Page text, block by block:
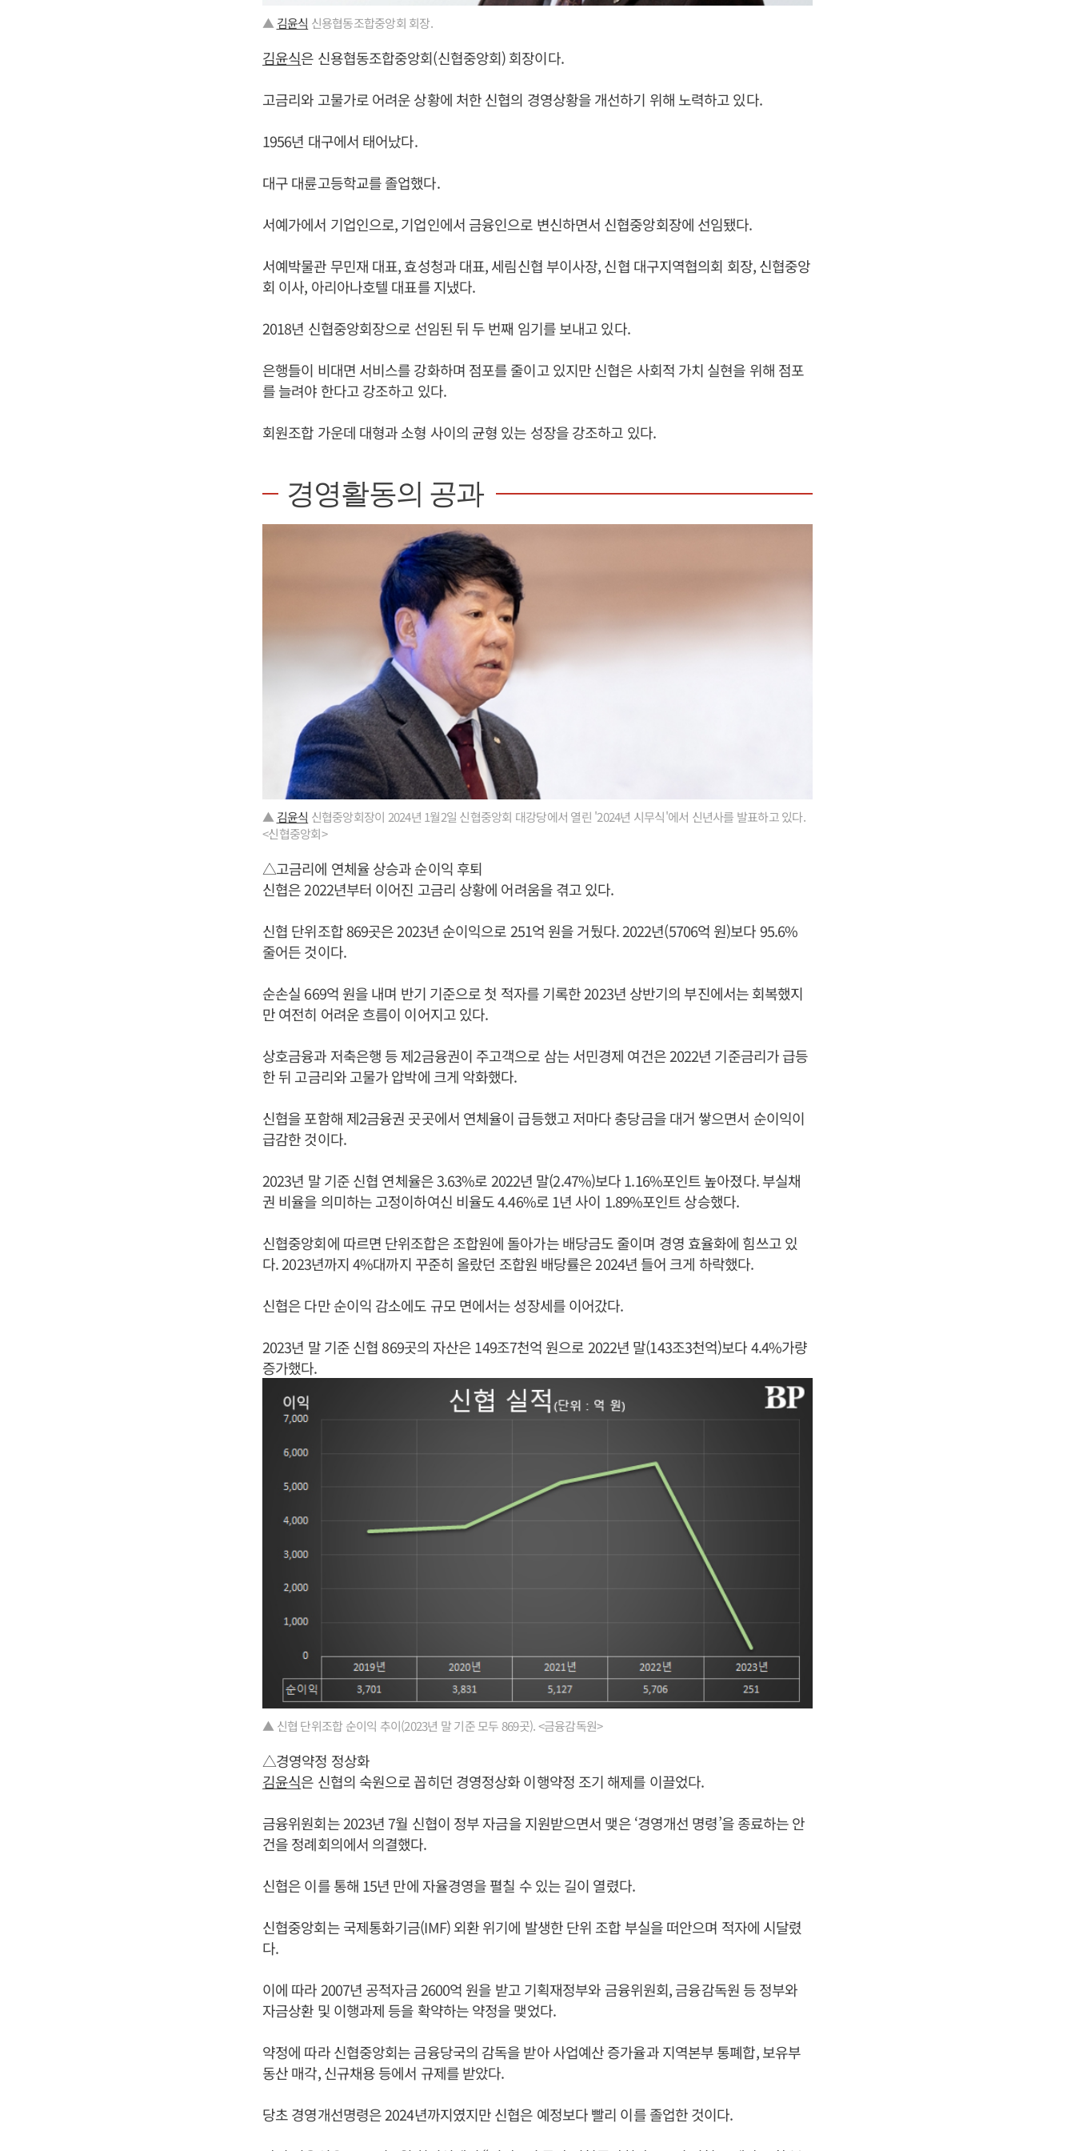
▲ 김윤식 신용협동조합중앙회 회장.
김윤식은 신용협동조합중앙회(신협중앙회) 회장이다.
고금리와 고물가로 어려운 상황에 처한 신협의 경영상황을 개선하기 위해 노력하고 있다.
1956년 대구에서 태어났다.
대구 대륜고등학교를 졸업했다.
서예가에서 기업인으로, 기업인에서 금융인으로 변신하면서 신협중앙회장에 선임됐다.
서예박물관 무민재 대표, 효성청과 대표, 세림신협 부이사장, 신협 대구지역협의회 회장, 신협중앙
회 이사, 아리아나호텔 대표를 지냈다.
2018년 신협중앙회장으로 선임된 뒤 두 번째 임기를 보내고 있다.
은행들이 비대면 서비스를 강화하며 점포를 줄이고 있지만 신협은 사회적 가치 실현을 위해 점포
를 늘려야 한다고 강조하고 있다.
회원조합 가운데 대형과 소형 사이의 균형 있는 성장을 강조하고 있다.
경영활동의 공과
▲ 김윤식 신협중앙회장이 2024년 1월2일 신협중앙회 대강당에서 열린 '2024년 시무식'에서 신년사를 발표하고 있다.
<신협중앙회>
△고금리에 연체율 상승과 순이익 후퇴
신협은 2022년부터 이어진 고금리 상황에 어려움을 겪고 있다.
신협 단위조합 869곳은 2023년 순이익으로 251억 원을 거뒀다. 2022년(5706억 원)보다 95.6%
줄어든 것이다.
순손실 669억 원을 내며 반기 기준으로 첫 적자를 기록한 2023년 상반기의 부진에서는 회복했지
만 여전히 어려운 흐름이 이어지고 있다.
상호금융과 저축은행 등 제2금융권이 주고객으로 삼는 서민경제 여건은 2022년 기준금리가 급등
한 뒤 고금리와 고물가 압박에 크게 악화했다.
신협을 포함해 제2금융권 곳곳에서 연체율이 급등했고 저마다 충당금을 대거 쌓으면서 순이익이
급감한 것이다.
2023년 말 기준 신협 연체율은 3.63%로 2022년 말(2.47%)보다 1.16%포인트 높아졌다. 부실채
권 비율을 의미하는 고정이하여신 비율도 4.46%로 1년 사이 1.89%포인트 상승했다.
신협중앙회에 따르면 단위조합은 조합원에 돌아가는 배당금도 줄이며 경영 효율화에 힘쓰고 있
다. 2023년까지 4%대까지 꾸준히 올랐던 조합원 배당률은 2024년 들어 크게 하락했다.
신협은 다만 순이익 감소에도 규모 면에서는 성장세를 이어갔다.
2023년 말 기준 신협 869곳의 자산은 149조7천억 원으로 2022년 말(143조3천억)보다 4.4%가량
증가했다.
▲ 신협 단위조합 순이익 추이(2023년 말 기준 모두 869곳). <금융감독원>
△경영약정 정상화
김윤식은 신협의 숙원으로 꼽히던 경영정상화 이행약정 조기 해제를 이끌었다.
금융위원회는 2023년 7월 신협이 정부 자금을 지원받으면서 맺은 ‘경영개선 명령’을 종료하는 안
건을 정례회의에서 의결했다.
신협은 이를 통해 15년 만에 자율경영을 펼칠 수 있는 길이 열렸다.
신협중앙회는 국제통화기금(IMF) 외환 위기에 발생한 단위 조합 부실을 떠안으며 적자에 시달렸
다.
이에 따라 2007년 공적자금 2600억 원을 받고 기획재정부와 금융위원회, 금융감독원 등 정부와
자금상환 및 이행과제 등을 확약하는 약정을 맺었다.
약정에 따라 신협중앙회는 금융당국의 감독을 받아 사업예산 증가율과 지역본부 통폐합, 보유부
동산 매각, 신규채용 등에서 규제를 받았다.
당초 경영개선명령은 2024년까지였지만 신협은 예정보다 빨리 이를 졸업한 것이다.